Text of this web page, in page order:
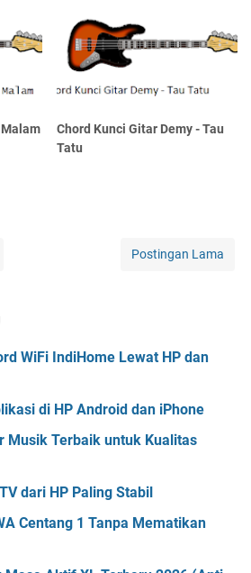
Chord Kunci Gitar Demy - Tau
Tatu
Postingan Lama
WiFi IndiHome Lewat HP dan
di HP Android dan iPhone
Musik Terbaik untuk Kualitas
dari HP Paling Stabil
Centang 1 Tanpa Mematikan